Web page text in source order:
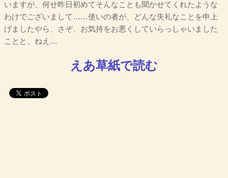
いますが、何せ昨日初めてそんなことも聞かせてくれたような
わけでございまして……使いの者が、どんな失礼なことを申上
げましたやら、さぞ、お気持をお悪くしていらっしゃいました
ことと、ねえ…
えあ草紙で読む